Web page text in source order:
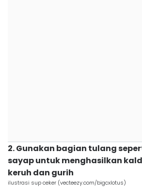
2. Gunakan bagian tulang
sayap untuk menghasilkan
keruh dan gurih
ilustrasi sup ceker (vecteezy.com/bigcxlotus)